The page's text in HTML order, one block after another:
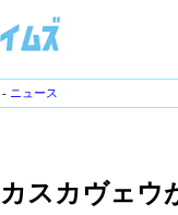
- ニュース
カスカヴェウ